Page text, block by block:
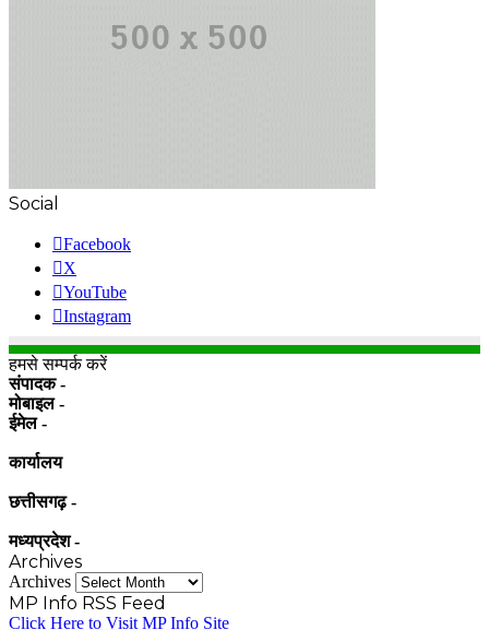
Social
Facebook
X
YouTube
Instagram
हमसे सम्पर्क करें
संपादक -
मोबाइल -
ईमेल -
कार्यालय
छत्तीसगढ़ -
मध्यप्रदेश -
Archives
Archives
MP Info RSS Feed
Click Here to Visit MP Info Site